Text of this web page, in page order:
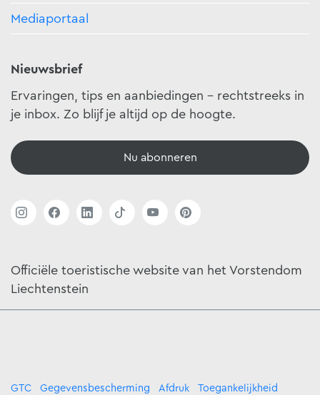
Mediaportaal
Nieuwsbrief
Ervaringen, tips en aanbiedingen - rechtstreeks in
je inbox. Zo blijf je altijd op de hoogte.
Nu abonneren
Officiële toeristische website van het Vorstendom
Liechtenstein
GTC Gegevensbescherming Afdruk Toegankelijkheid